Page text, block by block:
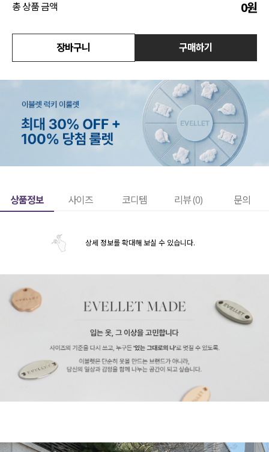
총 상품 금액 0원
장바구니 구매하기
상품정보 사이즈 코디템 리뷰 (0) 문의
상세 정보를 확대해 보실 수 있습니다.